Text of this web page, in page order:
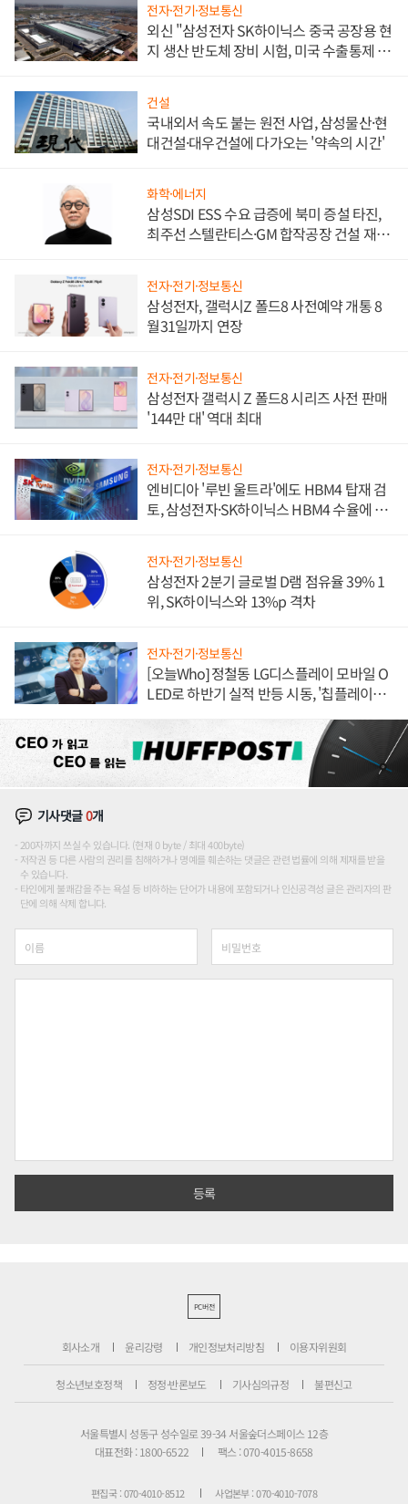
전자·전기·정보통신
외신 "삼성전자 SK하이닉스 중국 공장용 현
지 생산 반도체 장비 시험, 미국 수출통제 대
건설
국내외서 속도 붙는 원전 사업, 삼성물산·현
대건설·대우건설에 다가오는 '약속의 시간'
화학·에너지
삼성SDI ESS 수요 급증에 북미 증설 타진,
최주선 스텔란티스·GM 합작공장 건설 재추
전자·전기·정보통신
삼성전자, 갤럭시Z 폴드8 사전예약 개통 8
월31일까지 연장
전자·전기·정보통신
삼성전자 갤럭시 Z 폴드8 시리즈 사전 판매
'144만 대' 역대 최대
전자·전기·정보통신
엔비디아 '루빈 울트라'에도 HBM4 탑재 검
토, 삼성전자·SK하이닉스 HBM4 수율에 주
전자·전기·정보통신
삼성전자 2분기 글로벌 D램 점유율 39% 1
위, SK하이닉스와 13%p 격차
전자·전기·정보통신
[오늘Who] 정철동 LG디스플레이 모바일 O
LED로 하반기 실적 반등 시동, '칩플레이
기사댓글0개
200자까지 쓰실 수 있습니다. (현재 0 byte / 최대 400byte)
저작권 등 다른 사람의 권리를 침해하거나 명예를 훼손하는 댓글은 관련 법률에 의해 제재를 받을
수 있습니다.
타인에게 불쾌감을 주는 욕설 등 비하하는 단어가 내용에 포함되거나 인신공격성 글은 관리자의 판
단에 의해 삭제 합니다.
PC버전
회사소개 윤리강령 개인정보처리방침 이용자위원회
청소년보호정책 정정·반론보도 기사심의규정 불편신고
서울특별시 성동구 성수일로 39-34 서울숲더스페이스 12층
대표전화 : 1800-6522
팩스 : 070-4015-8658
편집국 : 070-4010-8512 사업본부 : 070-4010-7078